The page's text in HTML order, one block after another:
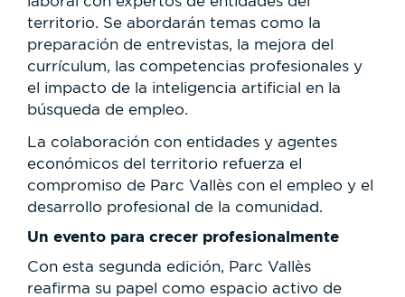
territorio. Se abordarán temas como la
preparación de entrevistas, la mejora del
currículum, las competencias profesionales y
el impacto de la inteligencia artificial en la
búsqueda de empleo.
La colaboración con entidades y agentes
económicos del territorio refuerza el
compromiso de Parc Vallès con el empleo y el
desarrollo profesional de la comunidad.
Un evento para crecer profesionalmente
Con esta segunda edición, Parc Vallès
reafirma su papel como espacio activo de